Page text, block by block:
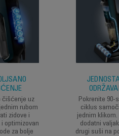
čišćenje uz
rubom
zidove i
optimizovan
za bolje
Pokrenite 90-
ciklus
jednim
dodatni
drugi suši na